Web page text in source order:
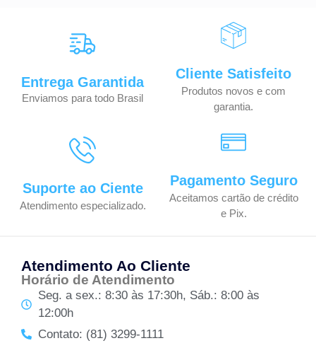
Entrega Garantida
Enviamos para todo Brasil
Cliente Satisfeito
Produtos novos e com
garantia.
Suporte ao Ciente
Atendimento especializado.
Pagamento Seguro
Aceitamos cartão de crédito
e Pix.
Atendimento Ao Cliente
Horário de Atendimento
Seg. a sex.: 8:30 às 17:30h, Sáb.: 8:00 às
12:00h
Contato: (81) 3299-1111